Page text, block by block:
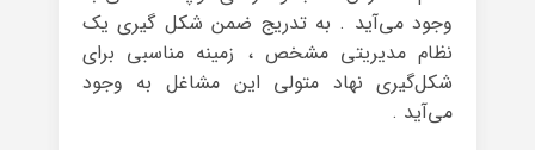
وجود می‌آید . به تدریج ضمن شکل گیری یک
نظام مدیریتی مشخص ، زمینه مناسبی برای
شکل‌گیری نهاد متولی این مشاغل به وجود
می‌آید .